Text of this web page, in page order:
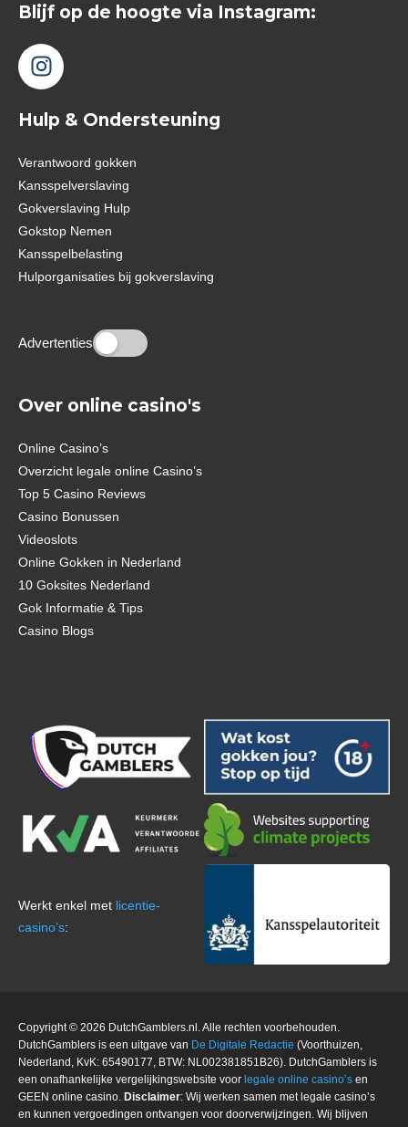
Blijf op de hoogte via Instagram:
Hulp & Ondersteuning
Verantwoord gokken
Kansspelverslaving
Gokverslaving Hulp
Gokstop Nemen
Kansspelbelasting
Hulporganisaties bij gokverslaving
Advertenties
Over online casino's
Online Casino’s
Overzicht legale online Casino’s
Top 5 Casino Reviews
Casino Bonussen
Videoslots
Online Gokken in Nederland
10 Goksites Nederland
Gok Informatie & Tips
Casino Blogs
Werkt enkel met licentie-
casino’s:
Copyright © 2026 DutchGamblers.nl. Alle rechten voorbehouden.
DutchGamblers is een uitgave van De Digitale Redactie (Voorthuizen,
Nederland, KvK: 65490177, BTW: NL002381851B26). DutchGamblers is
een onafhankelijke vergelijkingswebsite voor legale online casino’s en
GEEN online casino. Disclaimer: Wij werken samen met legale casino’s
en kunnen vergoedingen ontvangen voor doorverwijzingen. Wij blijven